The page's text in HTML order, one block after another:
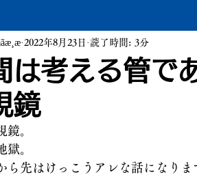
たどるアジア・太平洋戦争
いる本
は考える管
鏡
2022年8月23日 読了時間: 3分
鏡。
獄。
ら先はけっこうアレな話になり